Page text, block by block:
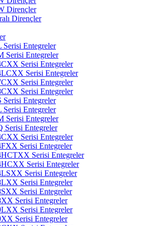
Dirençler
Dirençler
Serisi Entegreler
Serisi Entegreler
Serisi Entegreler
Serisi Entegreler
Serisi Entegreler
Serisi Entegreler
Serisi Entegreler
Serisi Entegreler
Serisi Entegreler
Serisi Entegreler
Serisi Entegreler
Serisi Entegreler
Serisi Entegreler
Serisi Entegreler
Serisi Entegreler
Serisi Entegreler
Serisi Entegreler
Serisi Entegreler
Serisi Entegreler
Serisi Entegreler